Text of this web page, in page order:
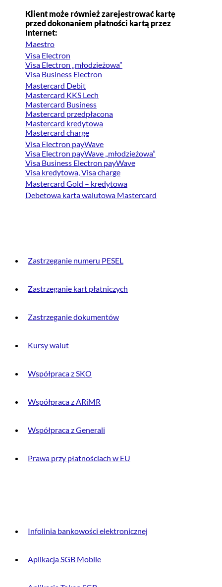
Klient może również zarejestrować kartę
przed dokonaniem płatności kartą przez
Internet:
Maestro
Visa Electron
Visa Electron „młodzieżowa”
Visa Business Electron
Mastercard Debit
Mastercard KKS Lech
Mastercard Business
Mastercard przedpłacona
Mastercard kredytowa
Mastercard charge
Visa Electron payWave
Visa Electron payWave „młodzieżowa”
Visa Business Electron payWave
Visa kredytowa, Visa charge
Mastercard Gold – kredytowa
Debetowa karta walutowa Mastercard
Zastrzeganie numeru PESEL
Zastrzeganie kart płatniczych
Zastrzeganie dokumentów
Kursy walut
Współpraca z SKO
Współpraca z ARiMR
Współpraca z Generali
Prawa przy płatnościach w EU
Infolinia bankowości elektronicznej
Aplikacja SGB Mobile